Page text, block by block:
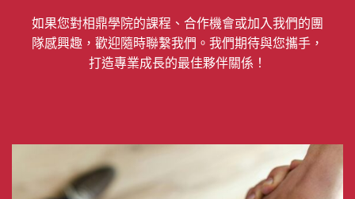
如果您對相鼎學院的課程、合作機會或加入我們的團
隊感興趣，歡迎隨時聯繫我們。我們期待與您攜手，
打造專業成長的最佳夥伴關係！